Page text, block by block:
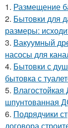
1. Размещение
2. Бытовки для
размеры:
3. Вакуумный
насосы для
4. Бытовки с
бытовка с
5.
шпунтованная
6. Подрядчики
договора